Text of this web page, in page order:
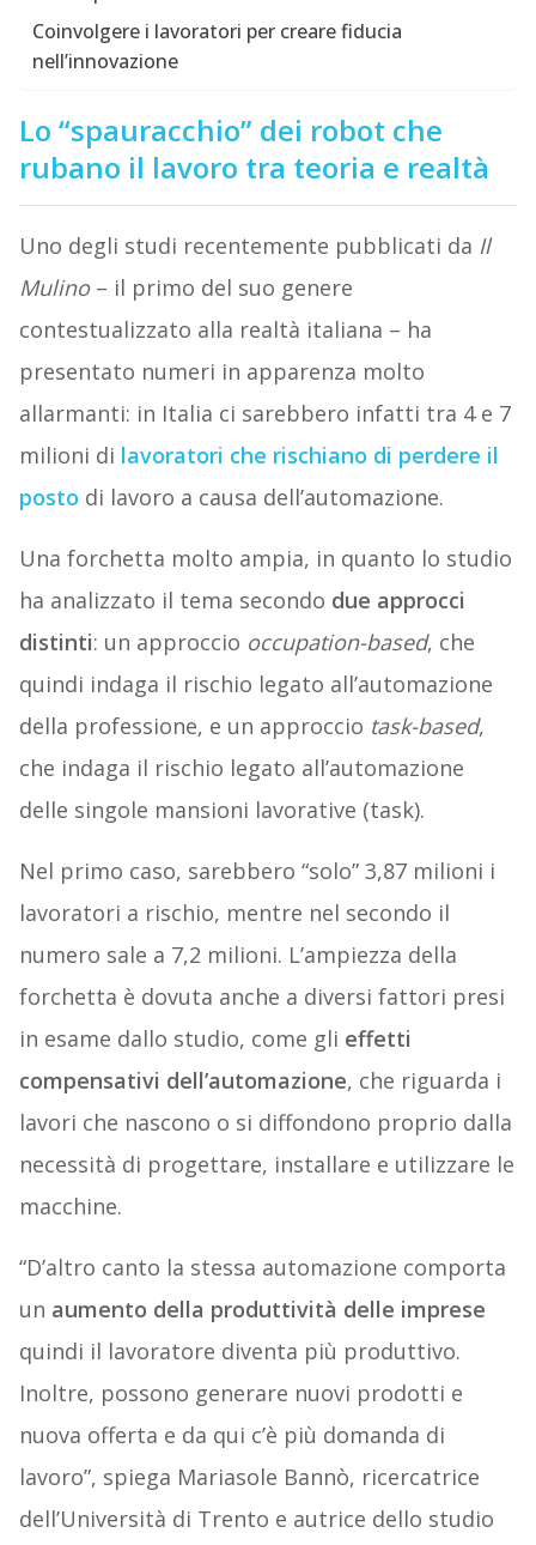
Coinvolgere i lavoratori per creare fiducia
nell’innovazione
Lo “spauracchio” dei robot che
rubano il lavoro tra teoria e realtà
Uno degli studi recentemente pubblicati da Il
Mulino– il primo del suo genere
contestualizzato alla realtà italiana – ha
presentato numeri in apparenza molto
allarmanti: in Italia ci sarebbero infatti tra 4 e 7
milioni di lavoratori che rischiano di perdere il
posto di lavoro a causa dell’automazione.
Una forchetta molto ampia, in quanto lo studio
ha analizzato il tema secondo due approcci
distinti: un approccio occupation-based, che
quindi indaga il rischio legato all’automazione
della professione, e un approccio task-based,
che indaga il rischio legato all’automazione
delle singole mansioni lavorative (task).
Nel primo caso, sarebbero “solo” 3,87 milioni i
lavoratori a rischio, mentre nel secondo il
numero sale a 7,2 milioni. L’ampiezza della
forchetta è dovuta anche a diversi fattori presi
in esame dallo studio, come gli effetti
compensativi dell’automazione, che riguarda i
lavori che nascono o si diffondono proprio dalla
necessità di progettare, installare e utilizzare le
macchine.
“D’altro canto la stessa automazione comporta
un aumento della produttività delle imprese
quindi il lavoratore diventa più produttivo.
Inoltre, possono generare nuovi prodotti e
nuova offerta e da qui c’è più domanda di
lavoro”, spiega Mariasole Bannò, ricercatrice
dell’Università di Trento e autrice dello studio